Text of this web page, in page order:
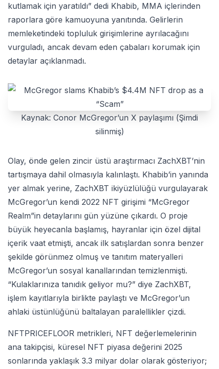
kutlamak için yaratıldı” dedi Khabib, MMA içlerinden
raporlara göre kamuoyuna yanıtında. Gelirlerin
memleketindeki topluluk girişimlerine ayrılacağını
vurguladı, ancak devam eden çabaları korumak için
detaylar açıklanmadı.
Kaynak: Conor McGregor’un X paylaşımı (Şimdi
silinmiş)
Olay, önde gelen zincir üstü araştırmacı ZachXBT’nin
tartışmaya dahil olmasıyla kalınlaştı. Khabib’in yanında
yer almak yerine, ZachXBT ikiyüzlülüğü vurgulayarak
McGregor’un kendi 2022 NFT girişimi “McGregor
Realm”in detaylarını gün yüzüne çıkardı. O proje
büyük heyecanla başlamış, hayranlar için özel dijital
içerik vaat etmişti, ancak ilk satışlardan sonra benzer
şekilde görünmez olmuş ve tanıtım materyalleri
McGregor’un sosyal kanallarından temizlenmişti.
“Kulaklarınıza tanıdık geliyor mu?” diye ZachXBT,
işlem kayıtlarıyla birlikte paylaştı ve McGregor’un
ahlaki üstünlüğünü baltalayan paralellikler çizdi.
NFTPRICEFLOOR metrikleri, NFT değerlemelerinin
ana takipçisi, küresel NFT piyasa değerini 2025
sonlarında yaklaşık 3.3 milyar dolar olarak gösteriyor;